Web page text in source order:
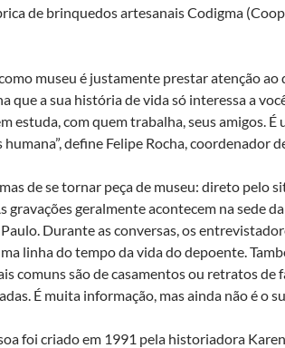
de brinquedos artesanais Codigma
museu é justamente prestar atenção ao
que a sua história de vida só interessa a
estuda, com quem trabalha, seus amigos.
define Felipe Rocha, coordenador
de se tornar peça de museu: direto pelo
gravações geralmente acontecem na sede
Durante as conversas, os
linha do tempo da vida do depoente.
comuns são de casamentos ou retratos
É muita informação, mas ainda não é o
foi criado em 1991 pela historiadora